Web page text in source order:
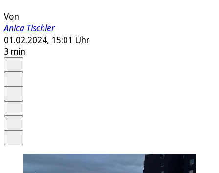
Von
Anica Tischler
01.02.2024, 15:01 Uhr
3 min